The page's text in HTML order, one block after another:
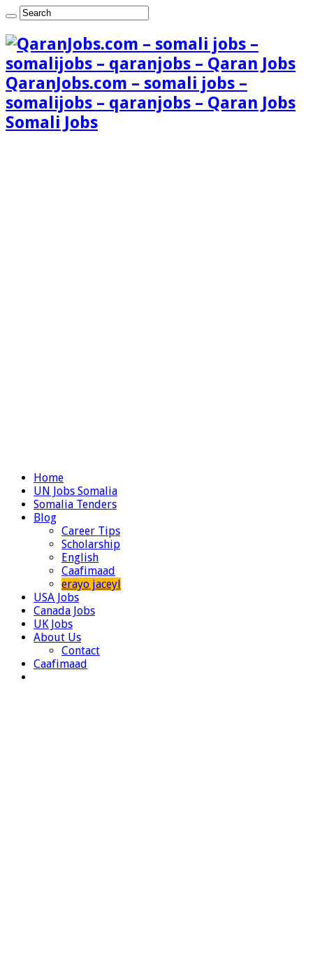
QaranJobs.com – somali jobs –
somalijobs – qaranjobs – Qaran Jobs
Somali Jobs
Home
UN Jobs Somalia
Somalia Tenders
Blog
Career Tips
Scholarship
English
Caafimaad
erayo jaceyl
USA Jobs
Canada Jobs
UK Jobs
About Us
Contact
Caafimaad